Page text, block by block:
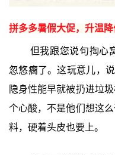
拼多多暑假大促，升温
但我跟您说句掏心
忽悠瘸了。这玩意儿，
隐身性能早就被扔进垃
个心酸，不是他们想这
料，硬着头皮也要上。